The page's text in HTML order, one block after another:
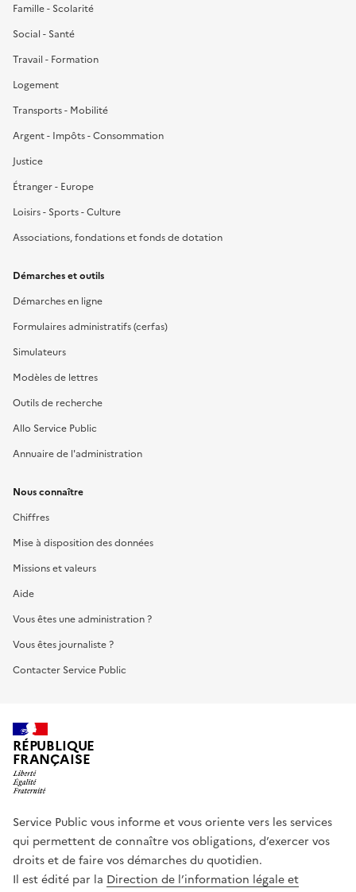
Famille - Scolarité
Social - Santé
Travail - Formation
Logement
Transports - Mobilité
Argent - Impôts - Consommation
Justice
Étranger - Europe
Loisirs - Sports - Culture
Associations, fondations et fonds de dotation
Démarches et outils
Démarches en ligne
Formulaires administratifs (cerfas)
Simulateurs
Modèles de lettres
Outils de recherche
Allo Service Public
Annuaire de l'administration
Nous connaître
Chiffres
Mise à disposition des données
Missions et valeurs
Aide
Vous êtes une administration ?
Vous êtes journaliste ?
Contacter Service Public
RÉPUBLIQUE
FRANÇAISE
Service Public vous informe et vous oriente vers les services
qui permettent de connaître vos obligations, d’exercer vos
droits et de faire vos démarches du quotidien.
Il est édité par la Direction de l’information légale et